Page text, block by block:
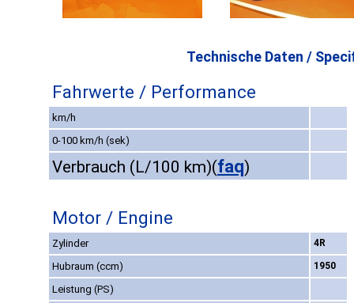
Technische Daten /
Fahrwerte / Performance
km/h
0-100 km/h (sek)
Verbrauch (L/100 km)(faq)
Motor / Engine
Zylinder 4R
Hubraum (ccm) 1950
Leistung (PS)